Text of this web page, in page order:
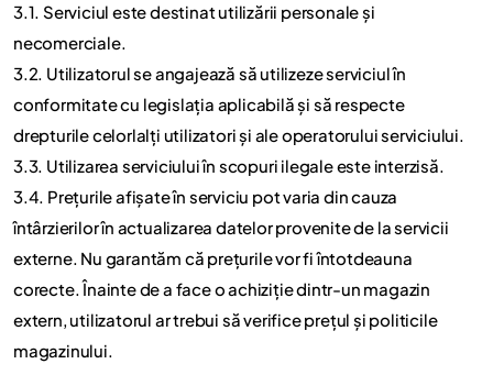
3.1. Serviciul este destinat utilizării personale și
necomerciale.
3.2. Utilizatorul se angajează să utilizeze serviciul în
conformitate cu legislația aplicabilă și să respecte
drepturile celorlalți utilizatori și ale operatorului serviciului.
3.3. Utilizarea serviciului în scopuri ilegale este interzisă.
3.4. Prețurile afișate în serviciu pot varia din cauza
întârzierilor în actualizarea datelor provenite de la servicii
externe. Nu garantăm că prețurile vor fi întotdeauna
corecte. Înainte de a face o achiziție dintr-un magazin
extern, utilizatorul ar trebui să verifice prețul și politicile
magazinului.